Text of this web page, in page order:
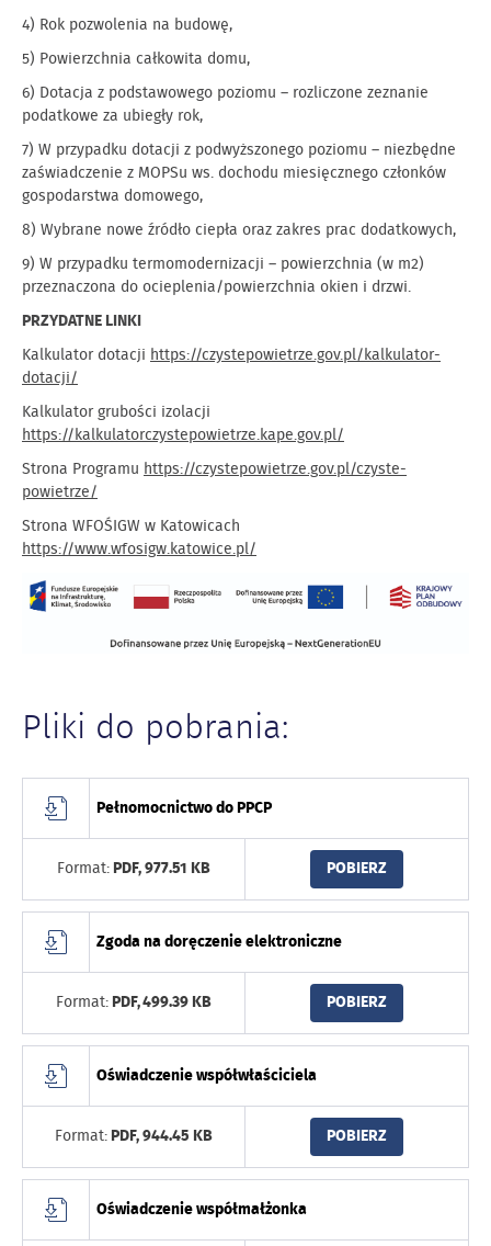
4) Rok pozwolenia na budowę,
5) Powierzchnia całkowita domu,
6) Dotacja z podstawowego poziomu – rozliczone zeznanie
podatkowe za ubiegły rok,
7) W przypadku dotacji z podwyższonego poziomu – niezbędne
zaświadczenie z MOPSu ws. dochodu miesięcznego członków
gospodarstwa domowego,
8) Wybrane nowe źródło ciepła oraz zakres prac dodatkowych,
9) W przypadku termomodernizacji – powierzchnia (w m2)
przeznaczona do ocieplenia/powierzchnia okien i drzwi.
PRZYDATNE LINKI
Kalkulator dotacji https://czystepowietrze.gov.pl/kalkulator-
dotacji/
Kalkulator grubości izolacji
https://kalkulatorczystepowietrze.kape.gov.pl/
Strona Programu https://czystepowietrze.gov.pl/czyste-
powietrze/
Strona WFOŚIGW w Katowicach
https://www.wfosigw.katowice.pl/
Pliki do pobrania:
Pełnomocnictwo do PPCP
Format: PDF, 977.51 KB POBIERZ
Zgoda na doręczenie elektroniczne
Format: PDF,499.39 KB POBIERZ
Oświadczenie współwłaściciela
Format: PDF, 944.45 KB POBIERZ
Oświadczenie współmałżonka